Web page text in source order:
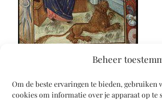
Beheer
Om de beste ervaringen te bieden, gebruiken
cookies om informatie over je apparaat op te